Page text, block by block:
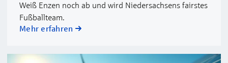
Weiß Enzen noch ab und wird Niedersachsens fairstes
Fußballteam.
Mehr erfahren